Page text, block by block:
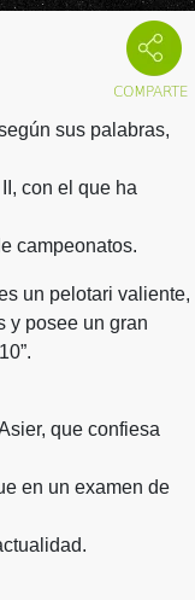
sus palabras,
con el que ha
campeonatos.
un pelotari valiente,
y posee un gran
que confiesa
en un examen de